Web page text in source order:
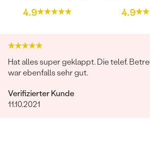
4.9 4.9
Hat alles super geklappt. Die telef.
war ebenfalls sehr gut.
Verifizierter Kunde
11.10.2021